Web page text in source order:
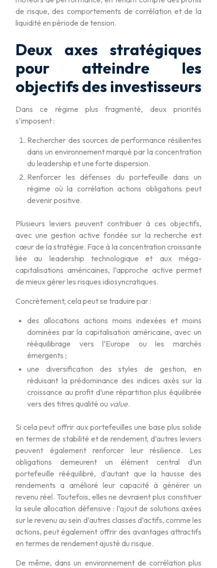
de risque, des comportements de corrélation et de la
liquidité en période de tension.
Deux axes stratégiques
pour atteindre les
objectifs des investisseurs
Dans ce régime plus fragmenté, deux priorités
s’imposent :
Rechercher des sources de performance résilientes
dans un environnement marqué par la concentration
du leadership et une forte dispersion.
Renforcer les défenses du portefeuille dans un
régime où la corrélation actions obligations peut
devenir positive.
Plusieurs leviers peuvent contribuer à ces objectifs,
avec une gestion active fondée sur la recherche est
cœur de la stratégie. Face à la concentration croissante
liée au leadership technologique et aux méga-
capitalisations américaines, l’approche active permet
de mieux gérer les risques idiosyncratiques.
Concrètement, cela peut se traduire par :
des allocations actions moins indexées et moins
dominées par la capitalisation américaine, avec un
rééquilibrage vers l’Europe ou les marchés
émergents ;
une diversification des styles de gestion, en
réduisant la prédominance des indices axés sur la
croissance au profit d’une répartition plus équilibrée
vers des titres qualité ou value.
Si cela peut offrir aux portefeuilles une base plus solide
en termes de stabilité et de rendement, d’autres leviers
peuvent également renforcer leur résilience. Les
obligations demeurent un élément central d’un
portefeuille rééquilibré, d’autant que la hausse des
rendements a amélioré leur capacité à générer un
revenu réel. Toutefois, elles ne devraient plus constituer
la seule allocation défensive : l’ajout de solutions axées
sur le revenu au sein d’autres classes d’actifs, comme les
actions, peut également offrir des avantages attractifs
en termes de rendement ajusté du risque.
De même, dans un environnement de corrélation plus